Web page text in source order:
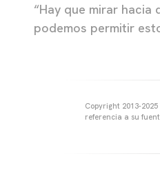
“Hay que mirar
podemos permitir
Copyright 2013-
referencia a su